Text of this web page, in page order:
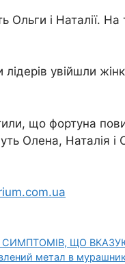
Ольги і Наталії.
увійшли
що фортуна
Олена, Наталія
ЩО
метал в